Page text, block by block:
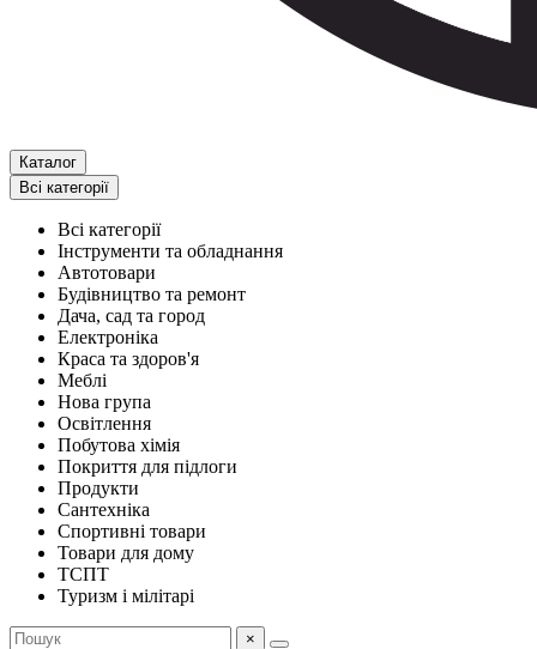
Каталог
Всі категорії
Всі категорії
Інструменти та обладнання
Автотовари
Будівництво та ремонт
Дача, сад та город
Електроніка
Краса та здоров'я
Меблі
Нова група
Освітлення
Побутова хімія
Покриття для підлоги
Продукти
Сантехніка
Спортивні товари
Товари для дому
ТСПТ
Туризм і мілітарі
×